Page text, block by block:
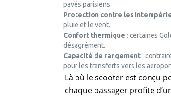
pavés parisiens.
Protection contre les
pluie et le vent.
Confort thermique : certaines
désagrément.
Capacité de rangement:
pour les transferts vers les
Là où le scooter est conçu
chaque passager profite